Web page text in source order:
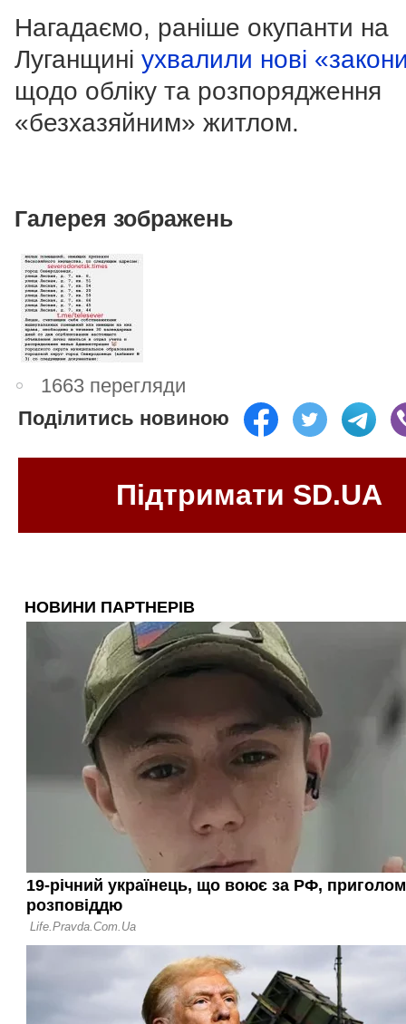
Нагадаємо, раніше окупанти на
Луганщині ухвалили нові
щодо обліку та розпорядження
«безхазяйним» житлом.
Галерея зображень
1663 перегляди
Поділитись новиною
Підтримати SD.UA